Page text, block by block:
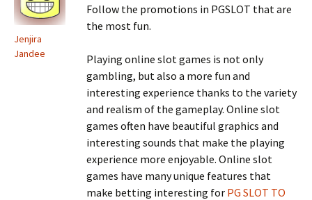
Jenjira
Jandee
Follow the promotions in PGSLOT that are
the most fun.
Playing online slot games is not only
gambling, but also a more fun and
interesting experience thanks to the variety
and realism of the gameplay. Online slot
games often have beautiful graphics and
interesting sounds that make the playing
experience more enjoyable. Online slot
games have many unique features that
make betting interesting for PG SLOT TO